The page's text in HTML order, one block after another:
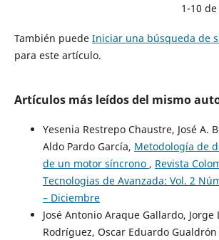
1-10 de
También puede Iniciar una búsqueda de
para este artículo.
Artículos más leídos del mismo
Yesenia Restrepo Chaustre, José A.
Aldo Pardo García, Metodología de
de un motor síncrono , Revista
Tecnologias de Avanzada: Vol. 2
– Diciembre
José Antonio Araque Gallardo, Jorge
Rodríguez, Oscar Eduardo